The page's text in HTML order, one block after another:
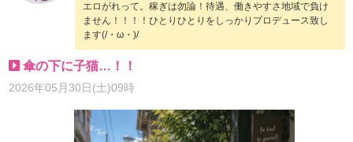
エロがれって。稼ぎは勿論！待遇、働きやすさ地域で負け
ません！！！！ひとりひとりをしっかりプロデュース致し
ます(/・ω・)/
傘の下に子猫…！！
2026年05月30日(土)09時